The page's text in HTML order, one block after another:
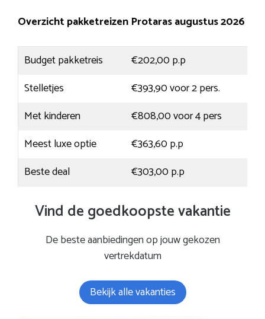
Overzicht pakketreizen Protaras augustus 2026
Budget pakketreis
€202,00 p.p
Stelletjes
€393,90 voor 2 pers.
Met kinderen
€808,00 voor 4 pers
Meest luxe optie
€363,60 p.p
Beste deal
€303,00 p.p
Vind de goedkoopste vakantie
De beste aanbiedingen op jouw gekozen
vertrekdatum
Bekijk alle vakanties